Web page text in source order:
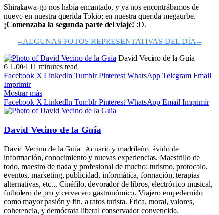
Shirakawa-go nos había encantado, y ya nos encontrábamos de
nuevo en nuestra querída Tokio; en nuestra querida megaurbe.
¡Comenzaba la segunda parte del viaje! :D.
– ALGUNAS FOTOS REPRESENTATIVAS DEL DÍA –
David Vecino de la Guía
X
email
6 1.004 11 minutes read
Facebook X LinkedIn Tumblr Pinterest WhatsApp Telegram Email
Imprimir
Mostrar más
Facebook X LinkedIn Tumblr Pinterest WhatsApp Email Imprimir
David Vecino de la Guía
David Vecino de la Guía | Acuario y madrileño, ávido de
información, conocimiento y nuevas experiencias. Maestrillo de
todo, maestro de nada y profesional de mucho: turismo, protocolo,
eventos, marketing, publicidad, informática, formación, terapias
alternativas, etc... Cinéfilo, devorador de libros, electrónico musical,
futbolero de pro y cervecero gastronómico. Viajero empedernido
como mayor pasión y fin, a ratos turista. Ética, moral, valores,
coherencia, y demócrata liberal conservador convencido.